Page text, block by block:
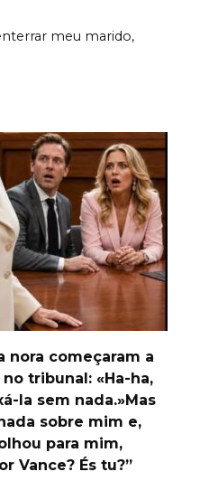
meu marido,
nora começaram a
tribunal: «Ha-ha,
la sem nada.»Mas
sobre mim e,
para mim,
Vance? És tu?”